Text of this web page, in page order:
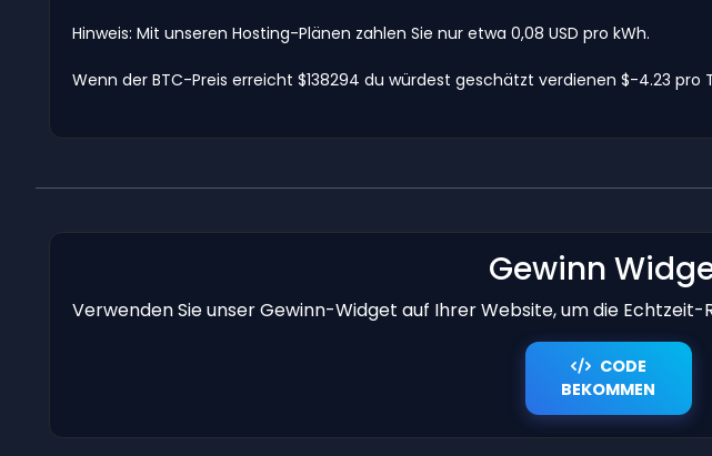
Hinweis: Mit unseren Hosting-Plänen zahlen Sie nur etwa 0,08 USD pro kWh.
Wenn der BTC-Preis erreicht $138294 du würdest geschätzt verdienen $-4.23 pro
Gewinn
Verwenden Sie unser Gewinn-Widget auf Ihrer Website, um die
CODE
BEKOMMEN